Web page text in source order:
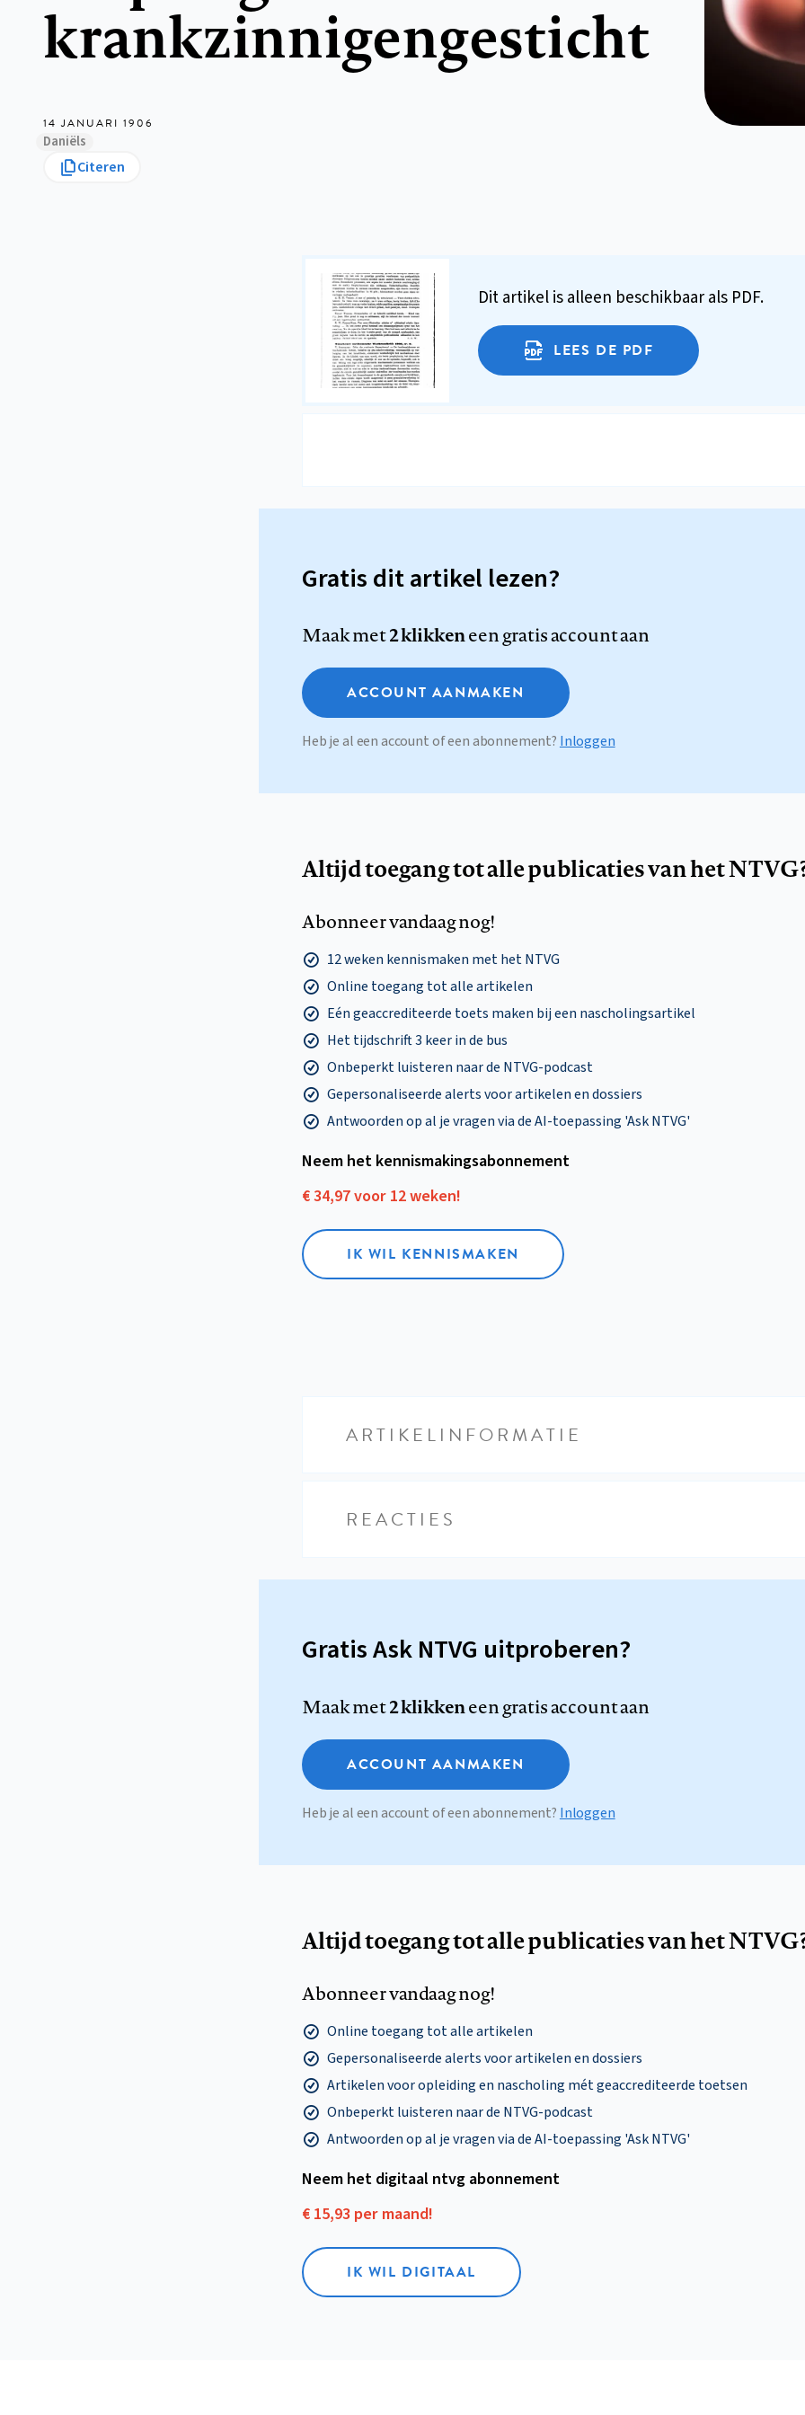
krankzinnigengesticht
14 JANUARI 1906
Daniëls
Citeren
Dit artikel is alleen beschikbaar als PDF.
LEES DE PDF
Gratis dit artikel lezen?
Maak met2 klikkeneen gratis account aan
ACCOUNT AANMAKEN
Heb je al een account of een abonnement? Inloggen
Altijd toegang tot alle publicaties van het
Abonneer vandaag nog!
12 weken kennismaken met het NTVG
Online toegang tot alle artikelen
Eén geaccrediteerde toets maken bij een nascholingsartikel
Het tijdschrift 3 keer in de bus
Onbeperkt luisteren naar de NTVG-podcast
Gepersonaliseerde alerts voor artikelen en dossiers
Antwoorden op al je vragen via de AI-toepassing 'Ask NTVG'
Neem het kennismakings­abonnement
€ 34,97 voor 12 weken!
IK WIL KENNISMAKEN
ARTIKELINFORMATIE
REACTIES
Gratis Ask NTVG uitproberen?
Maak met2 klikkeneen gratis account aan
ACCOUNT AANMAKEN
Heb je al een account of een abonnement? Inloggen
Altijd toegang tot alle publicaties van het
Abonneer vandaag nog!
Online toegang tot alle artikelen
Gepersonaliseerde alerts voor artikelen en dossiers
Artikelen voor opleiding en nascholing mét geaccrediteerde toetsen
Onbeperkt luisteren naar de NTVG-podcast
Antwoorden op al je vragen via de AI-toepassing 'Ask NTVG'
Neem het digitaal ntvg abonnement
€ 15,93 per maand!
IK WIL DIGITAAL